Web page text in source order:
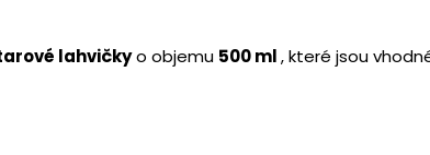
lahvičkyo objemu 500 ml, které jsou